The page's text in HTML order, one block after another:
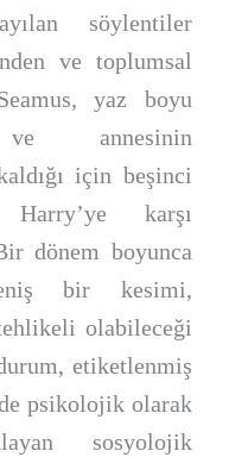
söylentiler
ve toplumsal
yaz boyu
annesinin
için beşinci
karşı
dönem boyunca
bir kesimi,
olabileceği
etiketlenmiş
psikolojik olarak
sosyolojik